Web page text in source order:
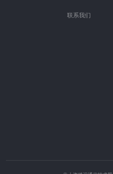
联系我们